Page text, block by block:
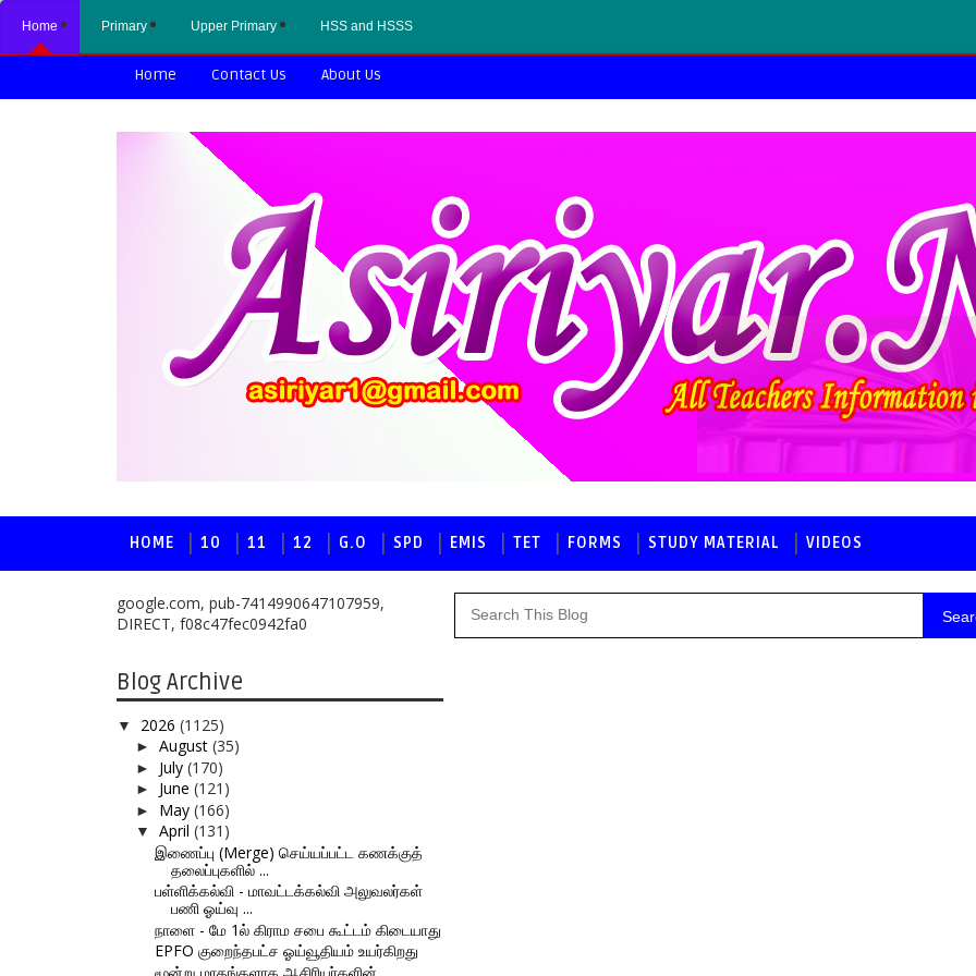
Home Primary Upper Primary HSS and HSSS
Home Contact Us About Us
HOME 10 11 12 G.O SPD EMIS TET FORMS STUDY MATERIAL VIDEOS
google.com, pub-7414990647107959,
DIRECT, f08c47fec0942fa0
Blog Archive
▼ 2026 (1125)
► August (35)
► July (170)
► June (121)
► May (166)
▼ April (131)
இணைப்பு (Merge) செய்யப்பட்ட கணக்குத்
தலைப்புகளில் ...
பள்ளிக்கல்வி - மாவட்டக்கல்வி அலுவலர்கள்
பணி ஓய்வு ...
நாளை - மே 1ல் கிராம சபை கூட்டம் கிடையாது
EPFO குறைந்தபட்ச ஓய்வூதியம் உயர்கிறது
மூன்று மாதங்களாக ஆசிரியர்களின்